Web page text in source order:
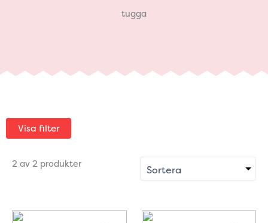
tugga
Visa filter
2 av 2 produkter